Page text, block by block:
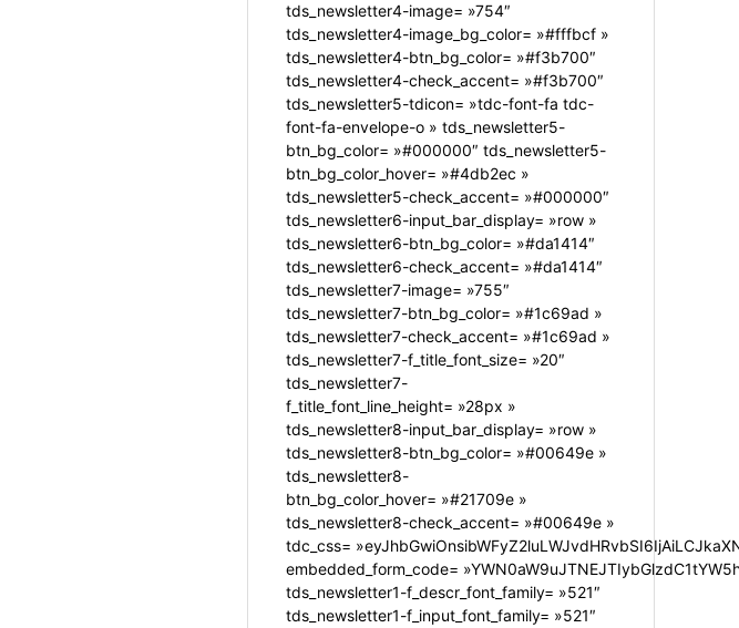
tds_newsletter4-image= »754″
tds_newsletter4-image_bg_color= »#fffbcf »
tds_newsletter4-btn_bg_color= »#f3b700″
tds_newsletter4-check_accent= »#f3b700″
tds_newsletter5-tdicon= »tdc-font-fa tdc-
font-fa-envelope-o » tds_newsletter5-
btn_bg_color= »#000000″ tds_newsletter5-
btn_bg_color_hover= »#4db2ec »
tds_newsletter5-check_accent= »#000000″
tds_newsletter6-input_bar_display= »row »
tds_newsletter6-btn_bg_color= »#da1414″
tds_newsletter6-check_accent= »#da1414″
tds_newsletter7-image= »755″
tds_newsletter7-btn_bg_color= »#1c69ad »
tds_newsletter7-check_accent= »#1c69ad »
tds_newsletter7-f_title_font_size= »20″
tds_newsletter7-
f_title_font_line_height= »28px »
tds_newsletter8-input_bar_display= »row »
tds_newsletter8-btn_bg_color= »#00649e »
tds_newsletter8-
btn_bg_color_hover= »#21709e »
tds_newsletter8-check_accent= »#00649e »
tdc_css=
embedded_form_code=
tds_newsletter1-f_descr_font_family= »521″
tds_newsletter1-f_input_font_family= »521″